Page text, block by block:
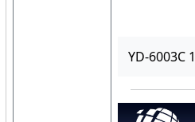
YD-6003C